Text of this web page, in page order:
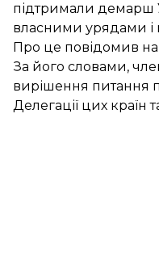
підтримали демарш
власними урядами і
Про це повідомив
За його словами,
вирішення питання
Делегації цих країн